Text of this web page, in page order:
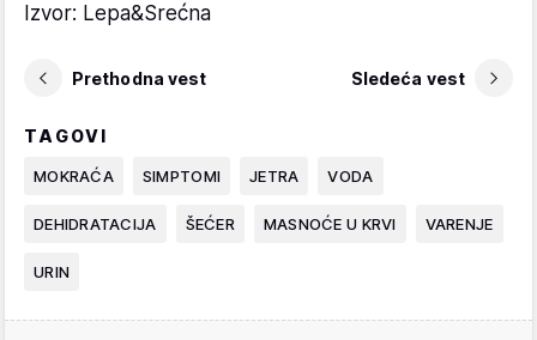
Izvor: Lepa&Srećna
Prethodna vest Sledeća vest
TAGOVI
MOKRAĆA SIMPTOMI JETRA VODA
DEHIDRATACIJA ŠEĆER MASNOĆE U KRVI VARENJE
URIN